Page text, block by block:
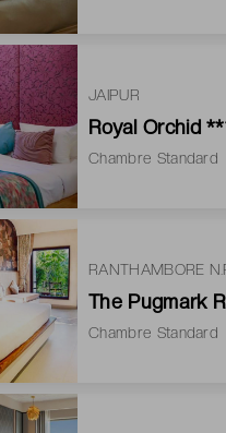
JAIPUR
Royal Orchid
Chambre Standard
RANTHAMBORE
The Pugmark
Chambre Standard